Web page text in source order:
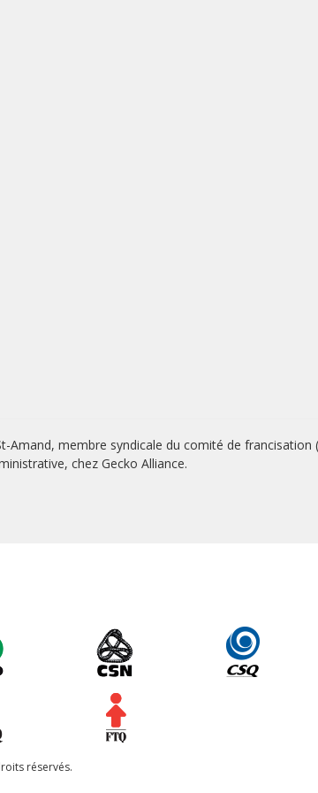
Amand, membre syndicale du comité de
chez Gecko Alliance.
réservés.